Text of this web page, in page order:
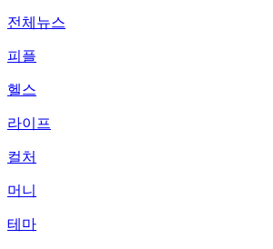
전체뉴스
피플
헬스
라이프
컬처
머니
테마